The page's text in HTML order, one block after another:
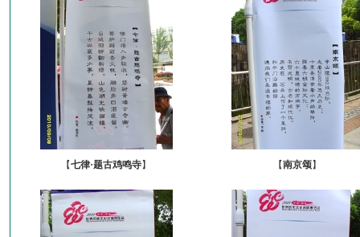
【七律·题古鸡鸣寺】 【南京颂】